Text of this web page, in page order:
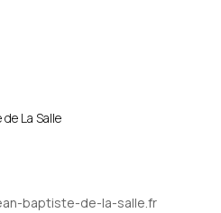
photos
d'admission
financières
La Salle
baptiste-de-la-salle.fr